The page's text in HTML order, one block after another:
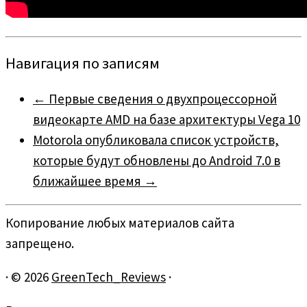
Навигация по записям
← Первые сведения о двухпроцессорной
видеокарте AMD на базе архитектуры Vega 10
Motorola опубликовала список устройств,
которые будут обновлены до Android 7.0 в
ближайшее время →
Копирование любых материалов сайта
запрещено.
· © 2026 GreenTech_Reviews ·